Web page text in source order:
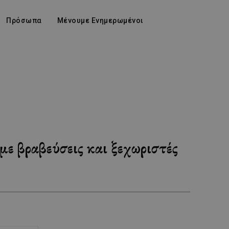
Πρόσωπα Μένουμε Ενημερωμένοι
βραβεύσεις και ξεχωριστές